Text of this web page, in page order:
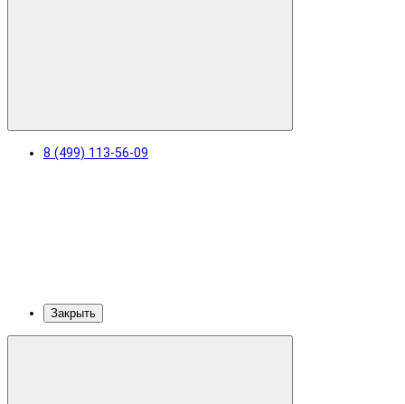
8 (499) 113-56-09
Закрыть